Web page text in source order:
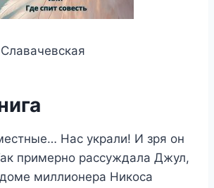
Нас украли! И зря он
примерно рассуждала Джул,
миллионера Никоса